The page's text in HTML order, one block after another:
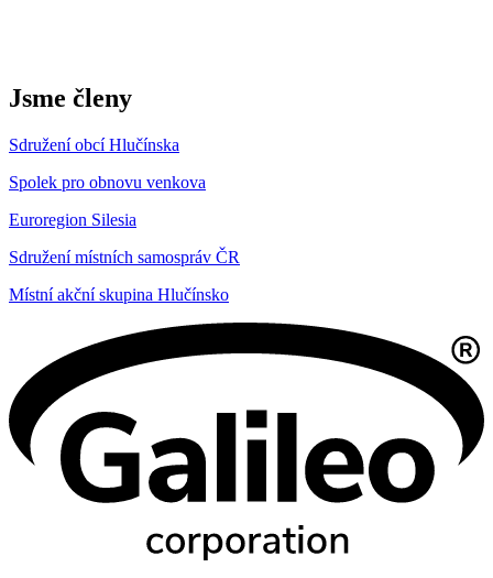
Jsme členy
Sdružení obcí Hlučínska
Spolek pro obnovu venkova
Euroregion Silesia
Sdružení místních samospráv ČR
Místní akční skupina Hlučínsko